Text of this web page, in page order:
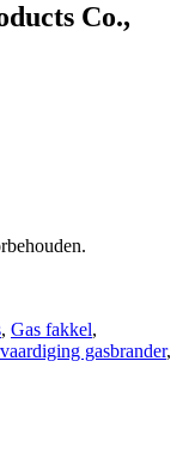
Co.,
, Gas fakkel,
gasbrander,